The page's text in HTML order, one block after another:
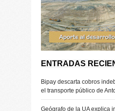
ENTRADAS
Bipay descarta cobros
el transporte público de
Geógrafo de la UA explica